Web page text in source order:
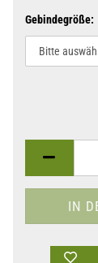
Gebindegröße: